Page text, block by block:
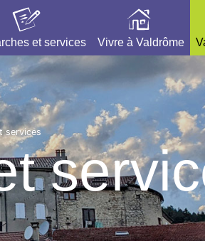
et services Vivre à Valdrôme
services